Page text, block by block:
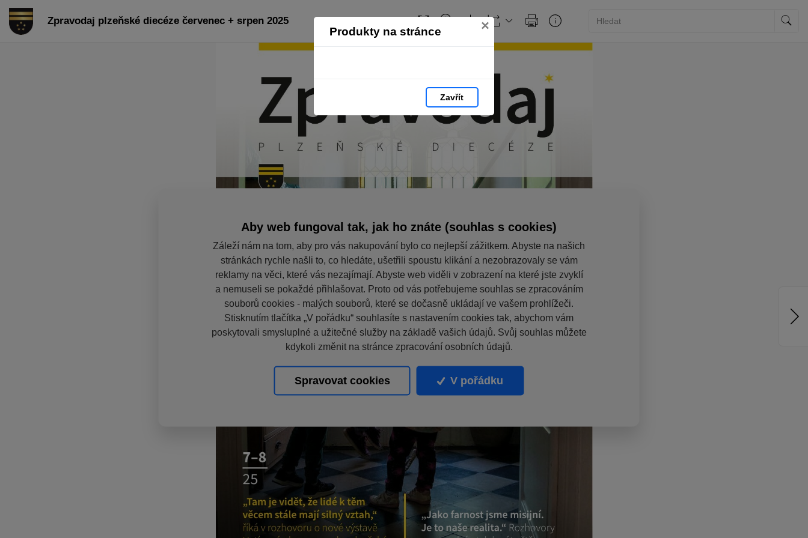
Produkty na stránce ×
Zavřít
Zpravodaj plzeňské diecéze červenec + srpen 2025
Aby web fungoval tak, jak ho znáte (souhlas s cookies)
Záleží nám na tom, aby pro vás nakupování bylo co nejlepší zážitkem. Abyste na našich
stránkách rychle našli to, co hledáte, ušetřili spoustu klikání a nezobrazovaly se vám
reklamy na věci, které vás nezajímají. Abyste web viděli v zobrazení na které jste zvyklí
a nemuseli se pokaždé přihlašovat. Proto od vás potřebujeme souhlas se zpracováním
souborů cookies - malých souborů, které se dočasně ukládají ve vašem prohlížeči.
Stisknutím tlačítka „V pořádku“ souhlasíte s nastavením cookies tak, abychom vám
poskytovali smysluplné a užitečné služby na základě vašich údajů. Svůj souhlas můžete
kdykoli změnit na stránce zpracování osobních údajů.
Spravovat cookies V pořádku